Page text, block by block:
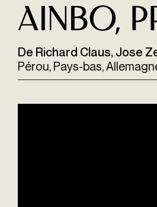
Ainbo,
De Richard Claus, Jose
Pérou, Pays-bas,